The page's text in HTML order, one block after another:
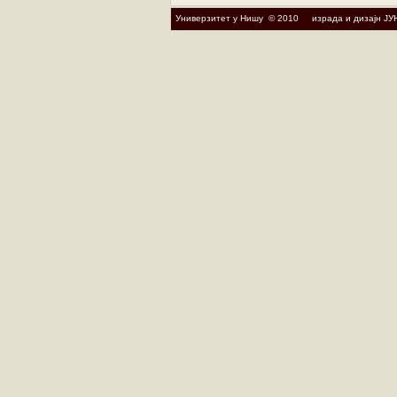
Универзитет у Нишу © 2010 израда и дизајн